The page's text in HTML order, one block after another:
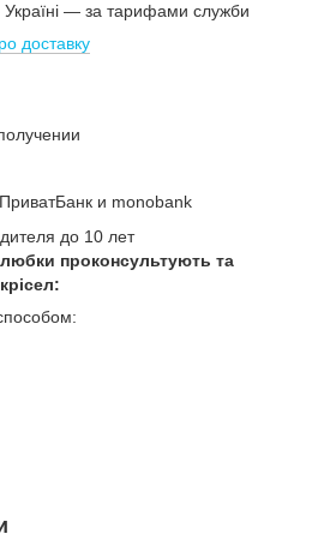
— за тарифами служби
доставку
и monobank
до 10 лет
проконсультують та